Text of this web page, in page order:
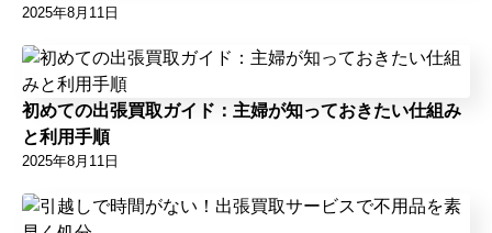
2025年8月11日
初めての出張買取ガイド：主婦が知っておきたい仕組み
と利用手順
2025年8月11日